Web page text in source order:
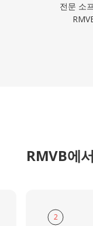
전문 소
RMVB에
2